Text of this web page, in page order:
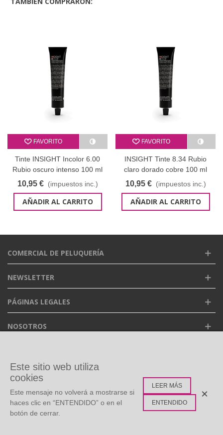
FAVORITO
Tinte INSIGHT Incolor 6.00
Rubio oscuro intenso 100 ml
10,95 € (impuestos inc.)
AÑADIR AL CARRITO
FAVORITO
INSIGHT Tinte 8.34 Rubio
claro dorado cobre 100 ml
10,95 € (impuestos inc.)
AÑADIR AL CARRITO
COMERCIAL DE PELUQUERÍA
NEWSLETTER
PÁGINAS LEGALES
NOSOTROS
ETIQUETAS POPULARES
Este sitio web utiliza
cookies
Este mensaje no volverá a mostrarse si
haces clic en “ENTENDIDO” o en el
botón de cerrar.
LEER MÁS
ENTENDIDO
×